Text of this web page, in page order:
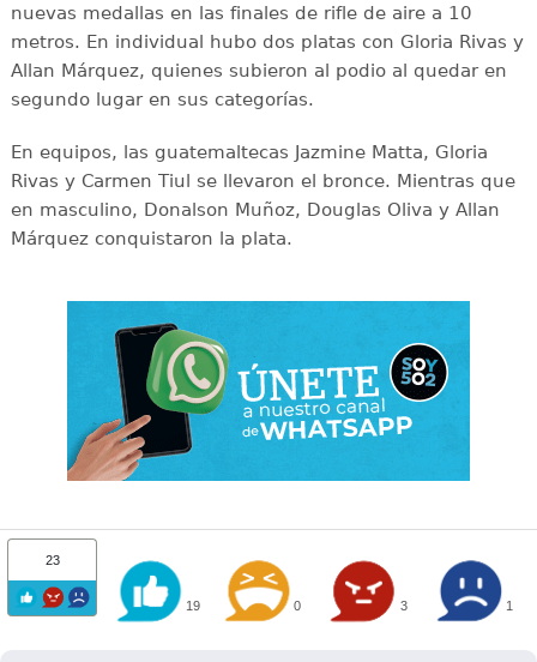
nuevas medallas en las finales de rifle de aire a 10
metros. En individual hubo dos platas con Gloria Rivas y
Allan Márquez, quienes subieron al podio al quedar en
segundo lugar en sus categorías.
En equipos, las guatemaltecas Jazmine Matta, Gloria
Rivas y Carmen Tiul se llevaron el bronce. Mientras que
en masculino, Donalson Muñoz, Douglas Oliva y Allan
Márquez conquistaron la plata.
23
19 0 3 1